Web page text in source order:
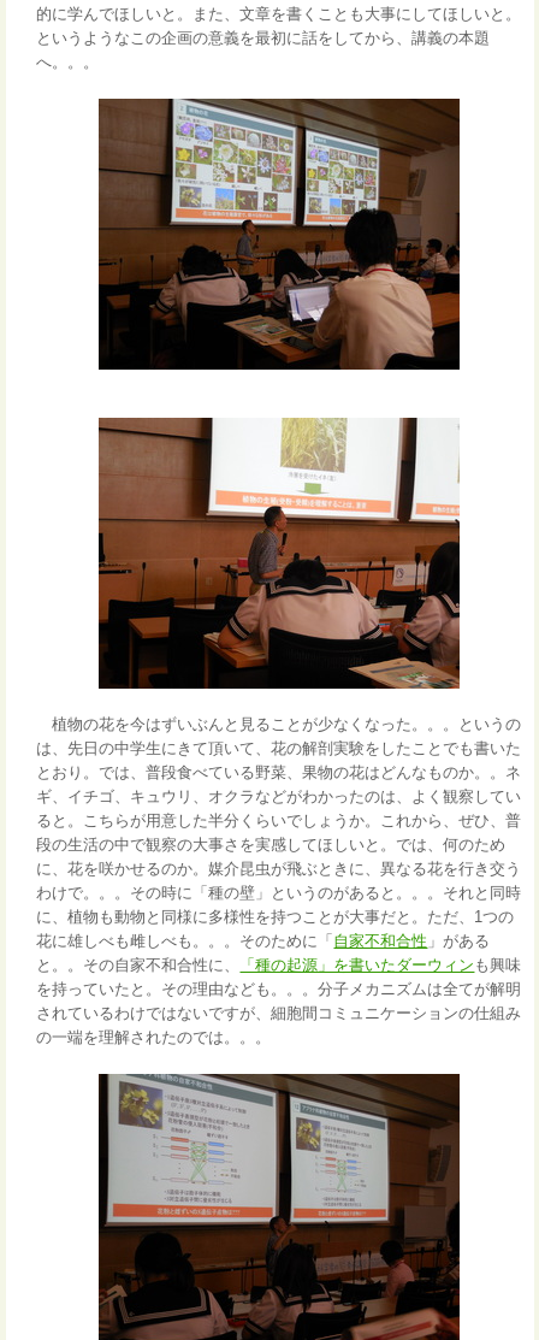
的に学んでほしいと。また、文章を書くことも大事にしてほしいと。
というようなこの企画の意義を最初に話をしてから、講義の本題
へ。。。
植物の花を今はずいぶんと見ることが少なくなった。。。というの
は、先日の中学生にきて頂いて、花の解剖実験をしたことでも書いた
とおり。では、普段食べている野菜、果物の花はどんなものか。。ネ
ギ、イチゴ、キュウリ、オクラなどがわかったのは、よく観察してい
ると。こちらが用意した半分くらいでしょうか。これから、ぜひ、普
段の生活の中で観察の大事さを実感してほしいと。では、何のため
に、花を咲かせるのか。媒介昆虫が飛ぶときに、異なる花を行き交う
わけで。。。その時に「種の壁」というのがあると。。。それと同時
に、植物も動物と同様に多様性を持つことが大事だと。ただ、1つの
花に雄しべも雌しべも。。。そのために「 自家不和合性 」がある
と。。その自家不和合性に、
「種の起源」を書いたダーウィン も興味
を持っていたと。その理由なども。。。分子メカニズムは全てが解明
されているわけではないですが、細胞間コミュニケーションの仕組み
の一端を理解されたのでは。。。